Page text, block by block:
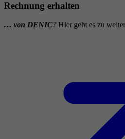
Rechnung erhalten
… von DENIC? Hier geht es zu